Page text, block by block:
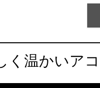
く温かいア